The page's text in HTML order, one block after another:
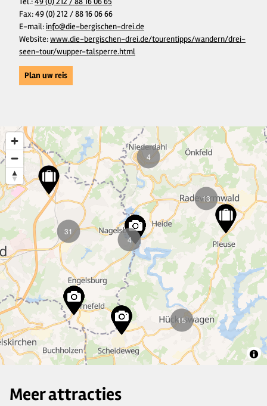
Fax:49 (0) 212 / 88 16 06 66
E-mail:info@die-bergischen-drei.de
Website:www.die-bergischen-drei.de/tourentipps/wandern/drei-
seen-tour/wupper-talsperre.html
Plan uw reis
15
4
31
13
4
Meer attracties